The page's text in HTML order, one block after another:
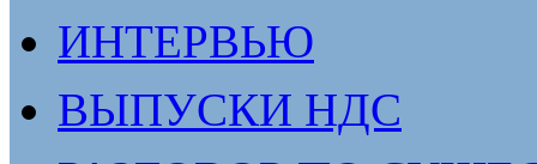
ИНТЕРВЬЮ
ВЫПУСКИ НДС